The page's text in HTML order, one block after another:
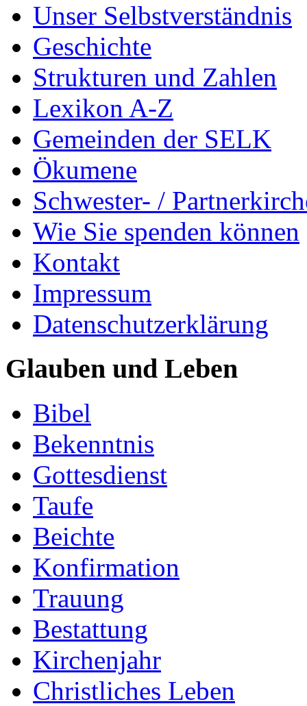
Unser Selbstverständnis
Geschichte
Strukturen und Zahlen
Lexikon A-Z
Gemeinden der SELK
Ökumene
Schwester- /
Wie Sie spenden können
Kontakt
Impressum
Datenschutzerklärung
Glauben und Leben
Bibel
Bekenntnis
Gottesdienst
Taufe
Beichte
Konfirmation
Trauung
Bestattung
Kirchenjahr
Christliches Leben